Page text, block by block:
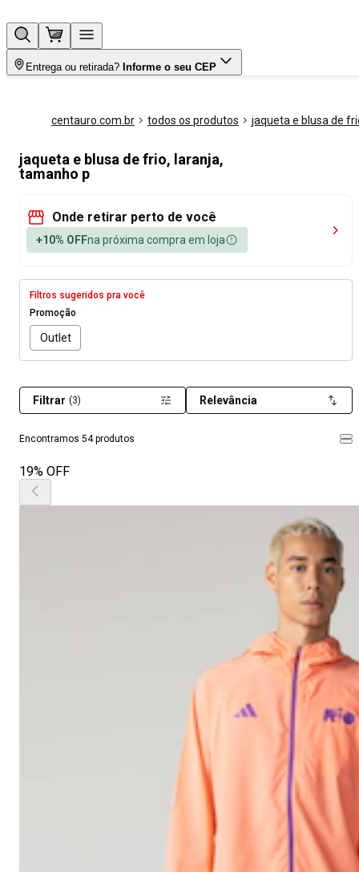
Entrega ou retirada? Informe o seu CEP
centauro.com.br todos os produtos jaqueta e blusa de
jaqueta e blusa de frio, laranja,
tamanho p
Onde retirar perto de você
+10% OFFna próxima compra em loja
Filtros sugeridos pra você
Promoção
Outlet
Encontramos 54 produtos
Filtrar (3) Relevância
19% OFF